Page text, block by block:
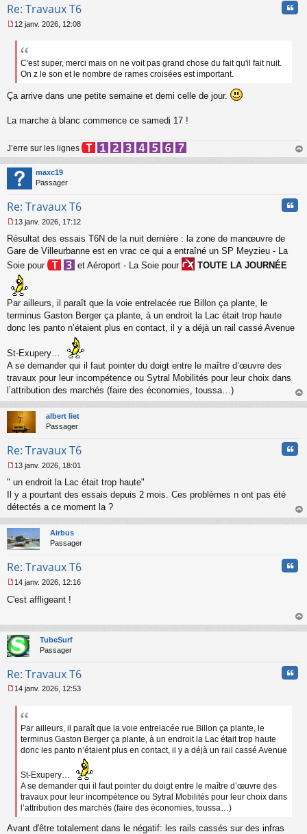
Re: Travaux T6
e
g
e
n
u
12 janv. 2026, 12:08
C'est super, merci mais on ne voit pas grand chose du fait qu'il fait nuit.
On z le son et le nombre de rames croisées est important.
Ça arrive dans une petite semaine et demi celle de jour.
La marche à blanc commence ce samedi 17 !
J’erre sur les lignes
au
maxc19
Passager
Re: Travaux T6
e
s
s
a
g
e
n
l
13 janv. 2026, 17:12
Résultat des essais T6N de la nuit dernière : la zone de manœuvre de
Gare de Villeurbanne est en vrac ce qui a entraîné un SP Meyzieu - La
Soie pour
et Aéroport - La Soie pour TOUTE LA JOURNÉE
Par ailleurs, il paraît que la voie entrelacée rue Billon ça plante, le
terminus Gaston Berger ça plante, à un endroit la Lac était trop haute
donc les panto n’étaient plus en contact, il y a déjà un rail cassé Avenue
St-Exupery…
A se demander qui il faut pointer du doigt entre le maître d’œuvre des
travaux pour leur incompétence ou Sytral Mobilités pour leur choix dans
l’attribution des marchés (faire des économies, toussa…)
au
albert liet
Passager
Re: Travaux T6
e
s
s
g
e
n
n
u
13 janv. 2026, 18:01
" un endroit la Lac était trop haute"
Il y a pourtant des essais depuis 2 mois. Ces problèmes n ont pas été
détectés a ce moment la ?
au
Airbus
Passager
Re: Travaux T6
e
a
g
e
o
l
14 janv. 2026, 12:16
C'est affligeant !
au
TubeSurf
Passager
Re: Travaux T6
e
14 janv. 2026, 12:53
Par ailleurs, il paraît que la voie entrelacée rue Billon ça plante, le
terminus Gaston Berger ça plante, à un endroit la Lac était trop haute
donc les panto n’étaient plus en contact, il y a déjà un rail cassé Avenue
St-Exupery…
A se demander qui il faut pointer du doigt entre le maître d’œuvre des
travaux pour leur incompétence ou Sytral Mobilités pour leur choix dans
l’attribution des marchés (faire des économies, toussa…)
Avant d'être totalement dans le négatif: les rails cassés sur des infras